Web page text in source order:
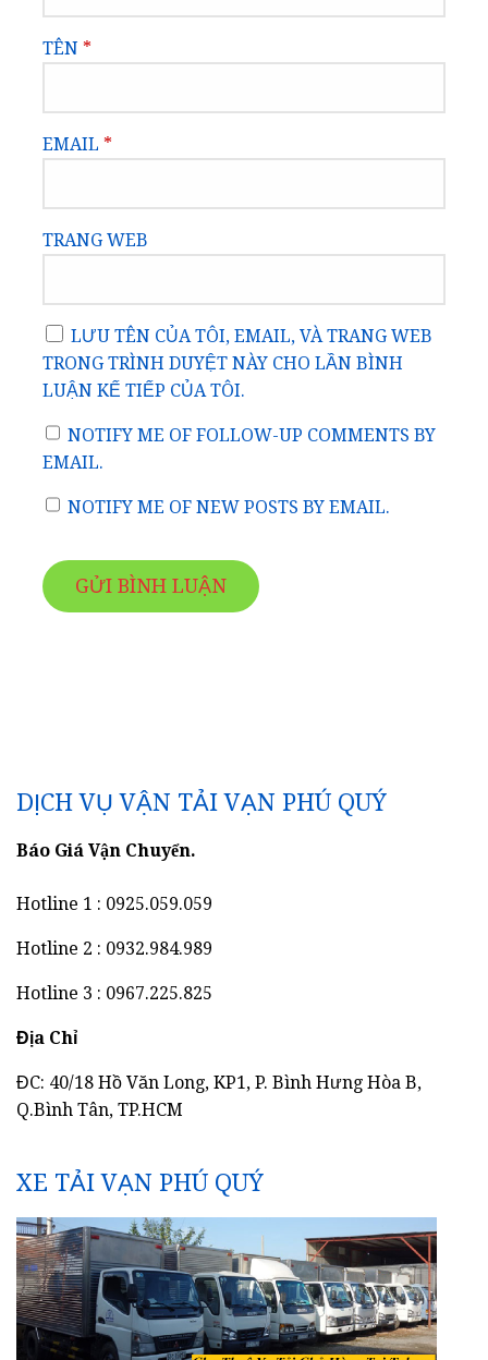
TÊN *
EMAIL *
TRANG WEB
LƯU TÊN CỦA TÔI, EMAIL, VÀ TRANG WEB
TRONG TRÌNH DUYỆT NÀY CHO LẦN BÌNH
LUẬN KẾ TIẾP CỦA TÔI.
NOTIFY ME OF FOLLOW-UP COMMENTS BY
EMAIL.
NOTIFY ME OF NEW POSTS BY EMAIL.
DỊCH VỤ VẬN TẢI VẠN PHÚ QUÝ
Báo Giá Vận Chuyển.
Hotline 1 : 0925.059.059
Hotline 2 : 0932.984.989
Hotline 3 : 0967.225.825
Địa Chỉ
ĐC: 40/18 Hồ Văn Long, KP1, P. Bình Hưng Hòa B,
Q.Bình Tân, TP.HCM
XE TẢI VẠN PHÚ QUÝ